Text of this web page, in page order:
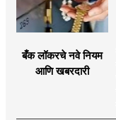
बँक लॉकरचे नवे नियम
आणि खबरदारी